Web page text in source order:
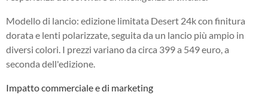
Modello di lancio: edizione limitata Desert 24k con finitura
dorata e lenti polarizzate, seguita da un lancio più ampio in
diversi colori. I prezzi variano da circa 399 a 549 euro, a
seconda dell'edizione.
Impatto commerciale e di marketing